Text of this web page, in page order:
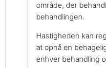
område, der
behandlingen.
Hastigheden kan
at opnå en
enhver behandling